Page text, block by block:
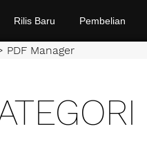
Rilis Baru Pembelian
PDF Manager